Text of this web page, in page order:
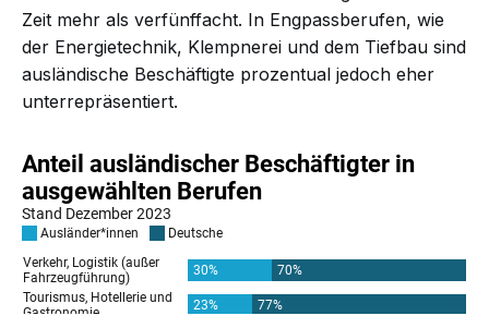
Zeit mehr als verfünffacht. In Engpassberufen, wie
der Energietechnik, Klempnerei und dem Tiefbau sind
ausländische Beschäftigte prozentual jedoch eher
unterrepräsentiert.